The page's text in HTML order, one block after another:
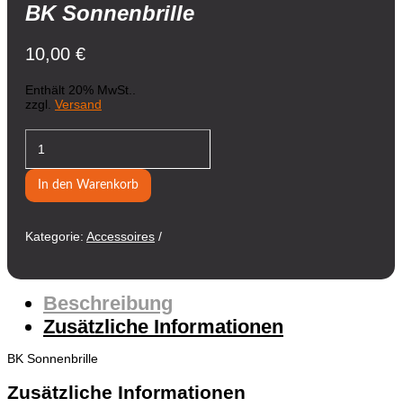
BK Sonnenbrille
10,00 €
Enthält 20% MwSt..
zzgl. Versand
Sonnenbrille
Menge
In den Warenkorb
Kategorie: Accessoires
Beschreibung
Zusätzliche Informationen
BK Sonnenbrille
Zusätzliche Informationen